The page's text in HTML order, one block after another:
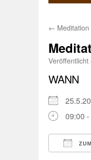
←
Veröffentlicht
WANN
09:00